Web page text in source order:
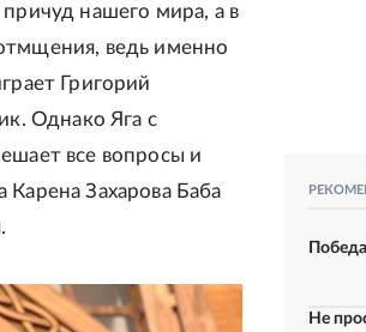
нашего мира, а в
ведь именно
Григорий
Однако Яга с
все вопросы и
Захарова Баба
Не